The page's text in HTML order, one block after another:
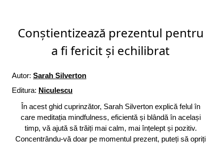
Conștientizează prezentul pentru
a fi fericit și echilibrat
Autor: Sarah Silverton
Editura: Niculescu
În acest ghid cuprinzător, Sarah Silverton explică felul în
care meditația mindfulness, eficientă și blândă în același
timp, vă ajută să trăiți mai calm, mai înțelept și pozitiv.
Concentrându-vă doar pe momentul prezent, puteți să opriți